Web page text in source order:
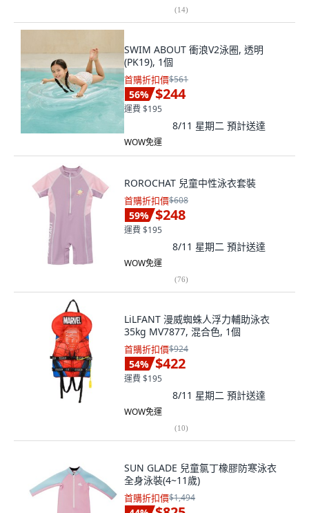
(14)
SWIM ABOUT 衝浪V2泳圈, 透明
(PK19), 1個
首購折扣價$561
56% $244
運費 $195
8/11 星期二 預計送達
WOW免運
ROROCHAT 兒童中性泳衣套裝
首購折扣價$608
59% $248
運費 $195
8/11 星期二 預計送達
WOW免運
(76)
LiLFANT 漫威蜘蛛人浮力輔助泳衣
35kg MV7877, 混合色, 1個
首購折扣價$924
54% $422
運費 $195
8/11 星期二 預計送達
WOW免運
(10)
SUN GLADE 兒童氯丁橡膠防寒泳衣
全身泳裝(4~11歲)
首購折扣價$1,494